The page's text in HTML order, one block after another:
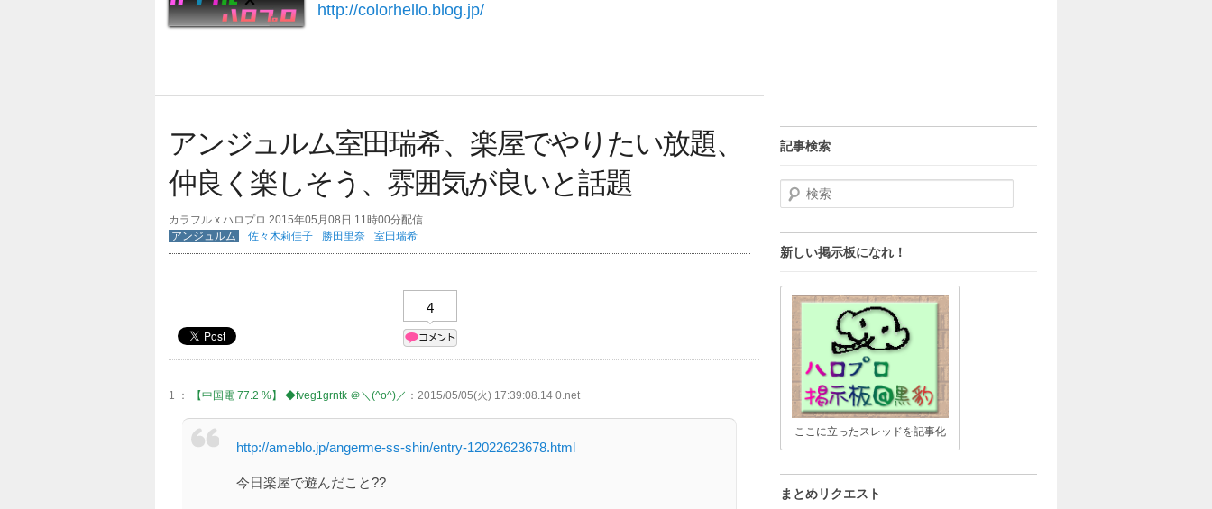
http://colorhello.blog.jp/
アンジュルム室田瑞希、楽屋でやりたい放題、
仲良く楽しそう、雰囲気が良いと話題
カラフル x ハロプロ 2015年05月08日 11時00分配信
アンジュルム
佐々木莉佳子 勝田里奈 室田瑞希
4
1 ： 【中国電 77.2 %】 ◆fveg1grntk ＠＼(^o^)／ ：2015/05/05(火) 17:39:08.14 0.net
http://ameblo.jp/angerme-ss-shin/entry-12022623678.html
今日楽屋で遊んだこと??
記事検索
検索
新しい掲示板になれ！
ここに立ったスレッドを記事化
まとめリクエスト